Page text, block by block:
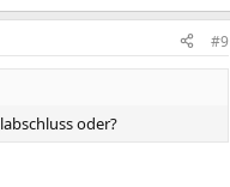
#9
oder?